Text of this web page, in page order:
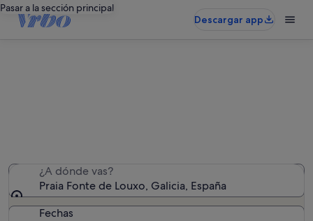
Pasar a la sección principal
Descargar app
¿A dónde vas?
Praia Fonte de Louxo, Galicia, España
Fechas